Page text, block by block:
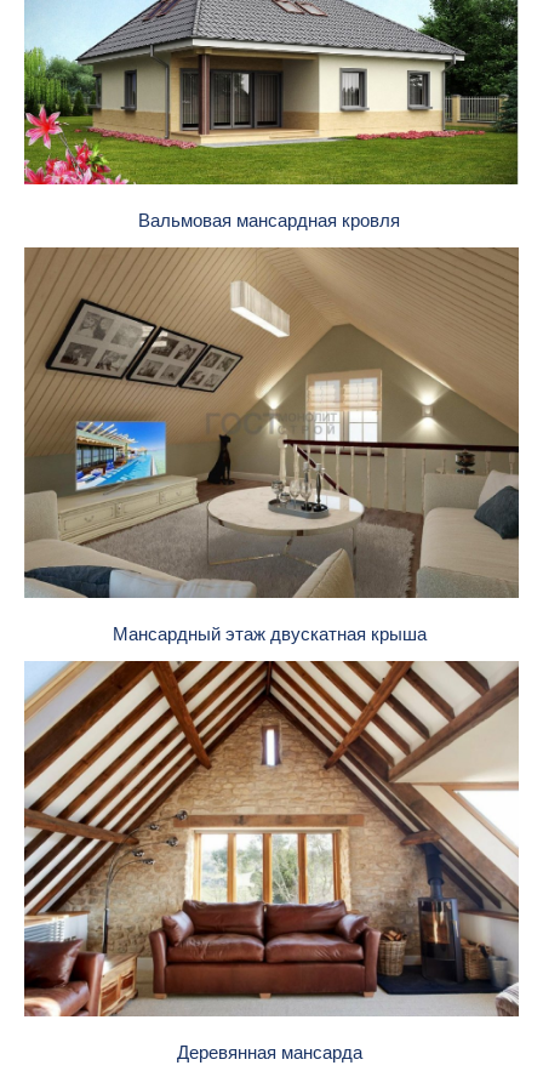
Вальмовая мансардная кровля
Мансардный этаж двускатная крыша
Деревянная мансарда